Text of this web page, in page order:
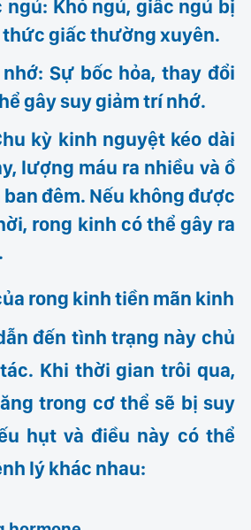
ngủ: Khó ngủ, giấc ngủ bị
thức giấc thường xuyên.
Sự bốc hỏa, thay đổi
gây suy giảm trí nhớ.
kỳ kinh nguyệt kéo dài
lượng máu ra nhiều và ồ
đêm. Nếu không được
rong kinh có thể gây ra
rong kinh tiền mãn kinh
đến tình trạng này chủ
Khi thời gian trôi qua,
trong cơ thể sẽ bị suy
hụt và điều này có thể
lý khác nhau: